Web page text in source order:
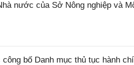
nước của Sở Nông nghiệp và
bố Danh mục thủ tục hành